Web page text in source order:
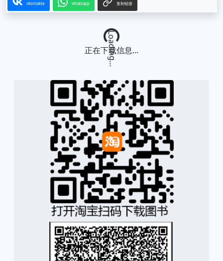
vkontakte whatsapp 复制链接
Loading...
正在下载信息...